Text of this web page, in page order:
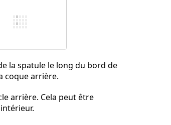
la spatule le long du bord de
coque arrière.
arrière. Cela peut être